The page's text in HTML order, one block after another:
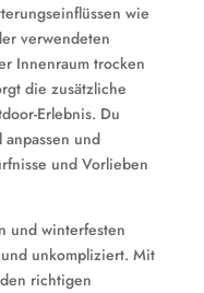
wie
verwendeten
Innenraum trocken
die zusätzliche
Erlebnis. Du
und
und Vorlieben
und winterfesten
unkompliziert. Mit
richtigen